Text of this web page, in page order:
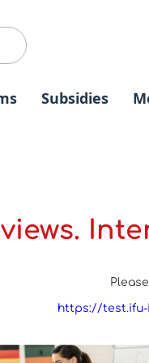
Subsidies
https://